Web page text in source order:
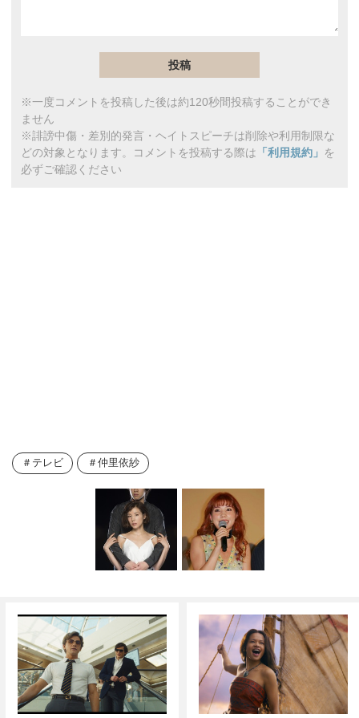
※一度コメントを投稿した後は約120秒間投稿することができ
ません
※誹謗中傷・差別的発言・ヘイトスピーチは削除や利用制限な
どの対象となります。コメントを投稿する際は 「利用規約」 を
必ずご確認ください
テレビ 仲里依紗